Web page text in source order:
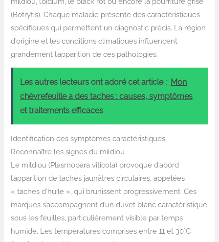
(Botrytis). Chaque maladie présente des caractéristiques
spécifiques qui permettent un diagnostic précis. La région
d’origine et les conditions climatiques influencent
grandement l’apparition de ces pathologies.
Les autres lecteurs ont adoré cet article : Mon
chèvrefeuille a des taches : causes, symptômes
et traitements efficaces
Identification des symptômes caractéristiques
Reconnaître les signes du mildiou
Le mildiou (Plasmopara viticola) provoque d’abord
l’apparition de taches jaunâtres circulaires, appelées
« taches d’huile », qui brunissent progressivement. Ces
marques s’accompagnent d’un duvet blanc caractéristique
sous les feuilles, particulièrement visible par temps
humide. Les températures comprises entre 11 et 30°C